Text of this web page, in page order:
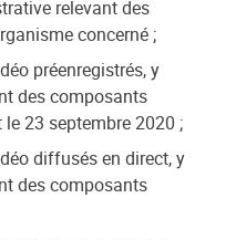
relevant des
concerné ;
préenregistrés, y
des composants
23 septembre 2020 ;
diffusés en direct, y
des composants